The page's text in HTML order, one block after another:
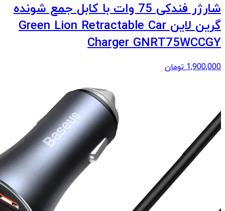
شارژر فندکی 75 وات با کابل جمع شونده
گرین لاین Green Lion Retractable Car
Charger GNRT75WCCGY
1,900,000 تومان